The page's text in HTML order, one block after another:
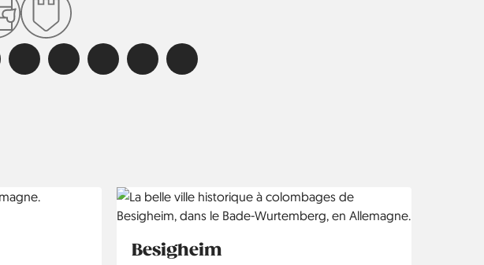
Besigheim